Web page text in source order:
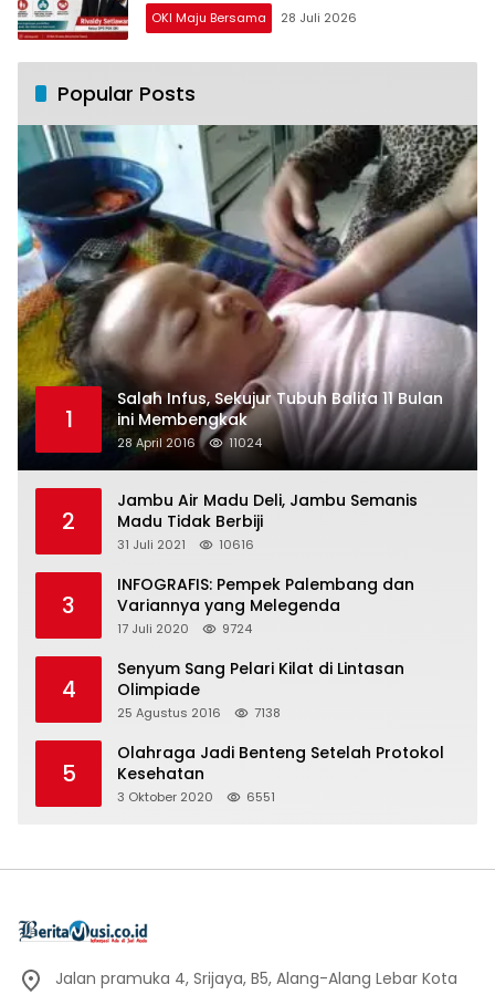
OKI Maju Bersama 28 Juli 2026
Popular Posts
1
Salah Infus, Sekujur Tubuh Balita 11 Bulan
ini Membengkak
28 April 2016 11024
2
Jambu Air Madu Deli, Jambu Semanis
Madu Tidak Berbiji
31 Juli 2021 10616
3
INFOGRAFIS: Pempek Palembang dan
Variannya yang Melegenda
17 Juli 2020 9724
4
Senyum Sang Pelari Kilat di Lintasan
Olimpiade
25 Agustus 2016 7138
5
Olahraga Jadi Benteng Setelah Protokol
Kesehatan
3 Oktober 2020 6551
Jalan pramuka 4, Srijaya, B5, Alang-Alang Lebar Kota